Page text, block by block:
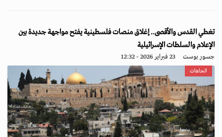
تغطي القدس والأقصى.. إغلاق منصات فلسطينية يفتح مواجهة جديدة بين
الإعلام والسلطات الإسرائيلية
جسور بوست 23 فبراير 2026 - 12:32
اتجاهات